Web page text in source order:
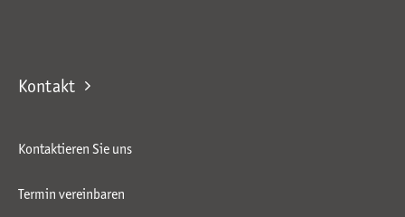
Kontakt
Kontaktieren Sie uns
Termin vereinbaren